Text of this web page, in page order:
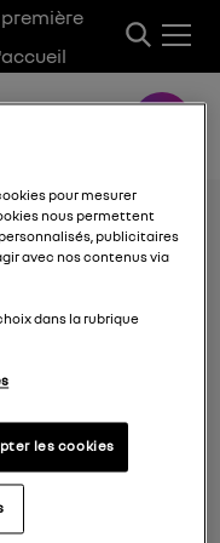
pour mesurer
nous permettent
publicitaires
avec nos contenus via
dans la rubrique
les cookies